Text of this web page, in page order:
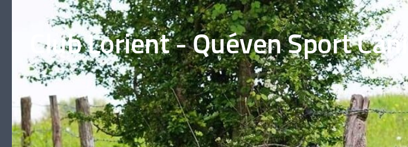
Skip to content
Club Lorient - Quéven Sport Canin